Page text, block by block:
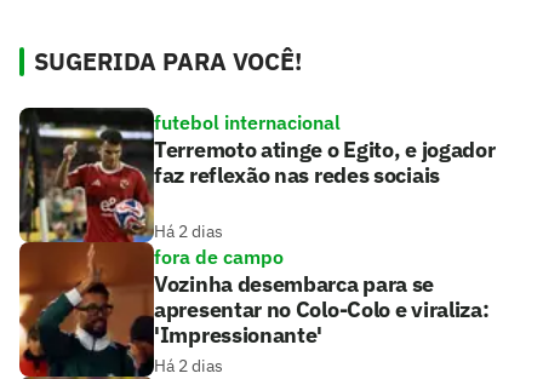
SUGERIDA PARA VOCÊ!
futebol internacional
Terremoto atinge o Egito, e jogador
faz reflexão nas redes sociais
Há 2 dias
fora de campo
Vozinha desembarca para se
apresentar no Colo-Colo e viraliza:
'Impressionante'
Há 2 dias